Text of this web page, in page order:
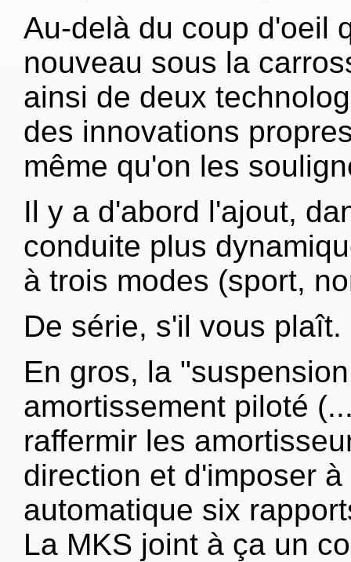
Au-delà du coup d'oeil
nouveau sous la
ainsi de deux
des innovations
même qu'on les
Il y a d'abord l'ajout,
conduite plus
à trois modes (sport,
De série, s'il vous plaît.
En gros, la
amortissement piloté
raffermir les
direction et d'imposer
automatique six
La MKS joint à ça un